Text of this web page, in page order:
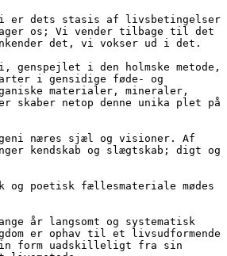
er dets stasis af livsbetingelser
os; Vi vender tilbage til det
det, vi vokser ud i det.
genspejlet i den holmske metode,
i gensidige føde- og
materialer, mineraler,
skaber netop denne unika plet på
næres sjæl og visioner. Af
kendskab og slægtskab; digt og
og poetisk fællesmateriale mødes
år langsomt og systematisk
er ophav til et livsudformende
form uadskilleligt fra sin